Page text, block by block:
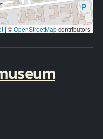
| ©OpenStreetMapcontributors